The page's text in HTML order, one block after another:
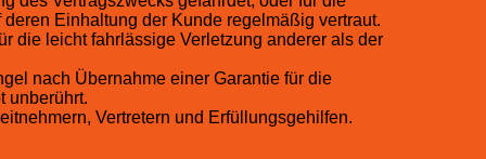
Einhaltung der Kunde regelmäßig vertraut.
die leicht fahrlässige Verletzung anderer als der
nach Übernahme einer Garantie für die
unberührt.
Vertretern und Erfüllungsgehilfen.